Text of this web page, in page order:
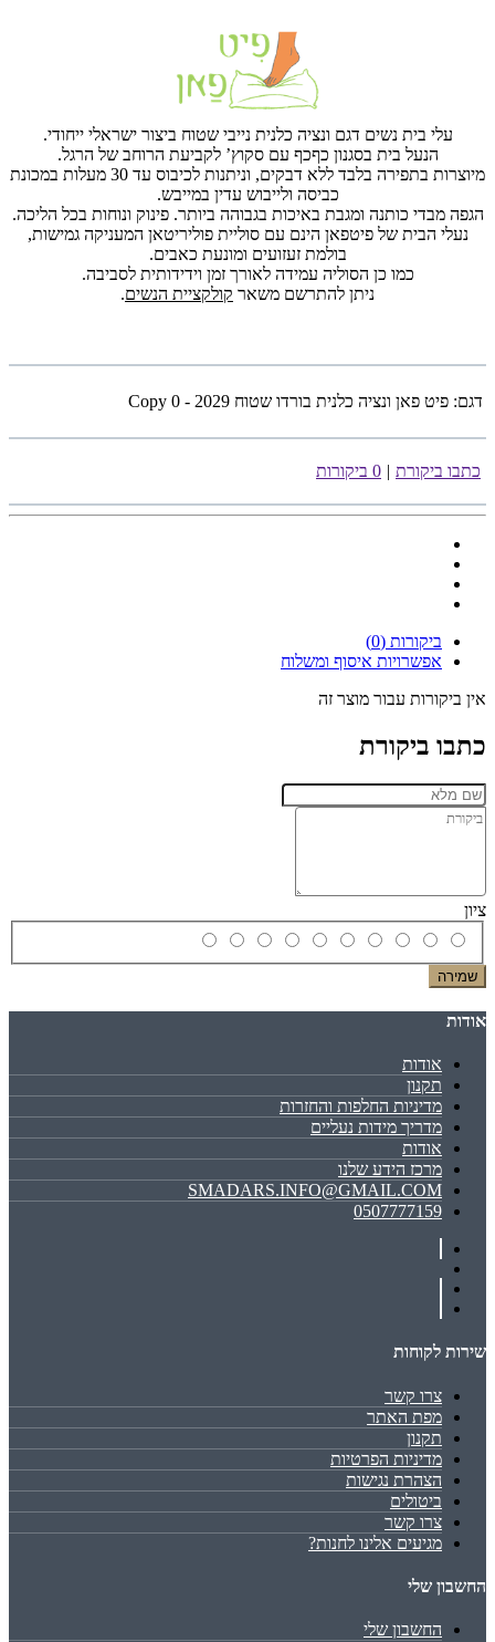
עלי בית נשים דגם ונציה כלנית נייבי שטוח ביצור ישראלי ייחודי.
הנעל בית בסגנון כףכף עם סקוץ’ לקביעת הרוחב של הרגל.
מיוצרות בתפירה בלבד ללא דבקים, וניתנות לכיבוס עד 30 מעלות במכונת
כביסה ולייבוש עדין במייבש.
הגפה מבדי כותנה ומגבת באיכות בגבוהה ביותר. פינוק ונוחות בכל הליכה.
נעלי הבית של פיטפאן הינם עם סוליית פוליריטאן המעניקה גמישות,
בולמת זעזועים ומונעת כאבים.
כמו כן הסוליה עמידה לאורך זמן וידידותית לסביבה.
ניתן להתרשם משאר קולקציית הנשים.
דגם: פיט פאן ונציה כלנית בורדו שטוח 2029 - Copy 0
כתבו ביקורת | 0 ביקורות
ביקורות (0)
אפשרויות איסוף ומשלוח
אין ביקורות עבור מוצר זה
כתבו ביקורת
ציון
שמירה
אודות
אודות
תקנון
מדיניות החלפות והחזרות
מדריך מידות נעליים
אודות
מרכז הידע שלנו
SMADARS.INFO@GMAIL.COM
0507777159
שירות לקוחות
צרו קשר
מפת האתר
תקנון
מדיניות הפרטיות
הצהרת נגישות
ביטולים
צרו קשר
מגיעים אלינו לחנות?
החשבון שלי
החשבון שלי